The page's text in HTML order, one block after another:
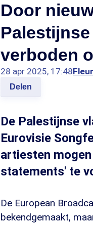
Door
verboden
28 apr 2025, 17:48
Delen
De Palestijnse
Eurovisie
artiesten
statements' te
De European
bekendgemaakt,